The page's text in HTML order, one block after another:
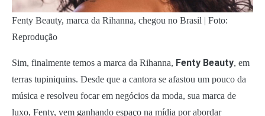
Fenty Beauty, marca da Rihanna, chegou no Brasil | Foto:
Reprodução
Sim, finalmente temos a marca da Rihanna, Fenty Beauty, em
terras tupiniquins. Desde que a cantora se afastou um pouco da
música e resolveu focar em negócios da moda, sua marca de
luxo, Fenty, vem ganhando espaço na mídia por abordar